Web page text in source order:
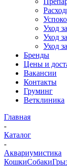
Уход
Уход
Уход
Бренды
Цены и
Вакансии
Контакты
Груминг
Ветклиника
Главная
-
Каталог
-
Аквариумистика
КошкиСобаки